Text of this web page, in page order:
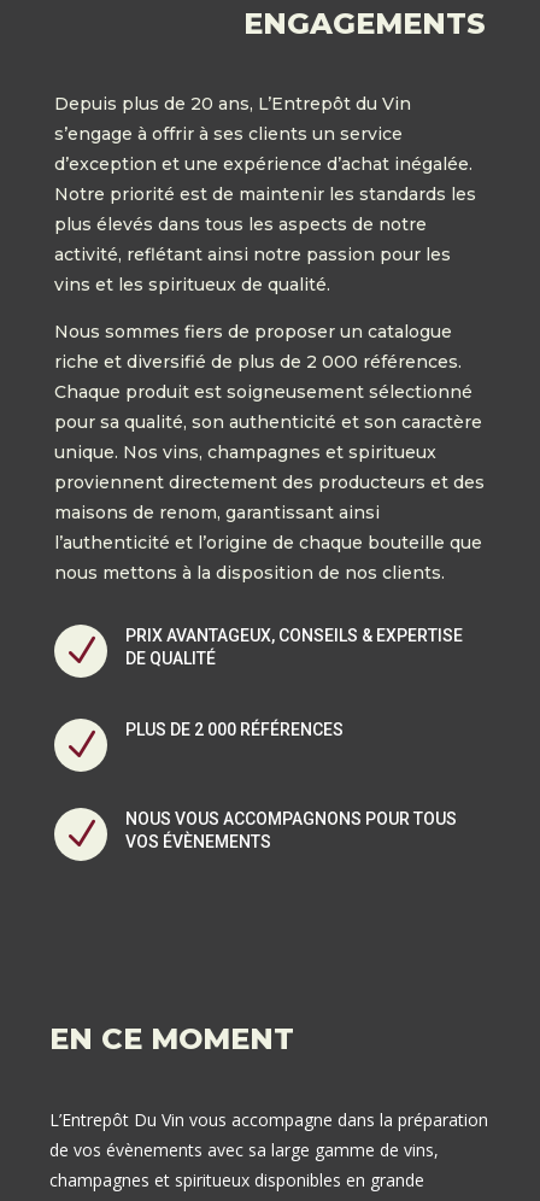
ENGAGEMENTS
Depuis plus de 20 ans, L’Entrepôt du Vin
s’engage à offrir à ses clients un service
d’exception et une expérience d’achat inégalée.
Notre priorité est de maintenir les standards les
plus élevés dans tous les aspects de notre
activité, reflétant ainsi notre passion pour les
vins et les spiritueux de qualité.
Nous sommes fiers de proposer un catalogue
riche et diversifié de plus de 2 000 références.
Chaque produit est soigneusement sélectionné
pour sa qualité, son authenticité et son caractère
unique. Nos vins, champagnes et spiritueux
proviennent directement des producteurs et des
maisons de renom, garantissant ainsi
l’authenticité et l’origine de chaque bouteille que
nous mettons à la disposition de nos clients.
N
PRIX AVANTAGEUX, CONSEILS & EXPERTISE
DE QUALITÉ
N PLUS DE 2 000 RÉFÉRENCES
N
NOUS VOUS ACCOMPAGNONS POUR TOUS
VOS ÉVÈNEMENTS
EN CE MOMENT
L’Entrepôt Du Vin vous accompagne dans la préparation
de vos évènements avec sa large gamme de vins,
champagnes et spiritueux disponibles en grande